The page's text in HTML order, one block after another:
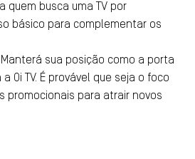
quem busca uma TV por
básico para complementar os
Manterá sua posição como a porta
Oi TV. É provável que seja o foco
promocionais para atrair novos